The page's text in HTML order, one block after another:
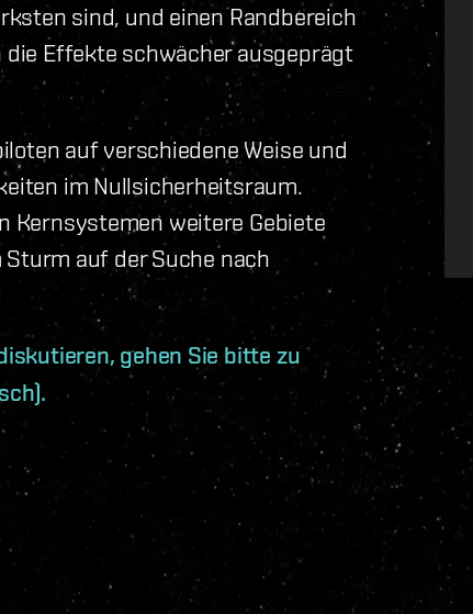
sind, und einen Randbereich
Effekte schwächer ausgeprägt
auf verschiedene Weise und
im Nullsicherheitsraum.
Kernsystemen weitere Gebiete
auf der Suche nach
gehen Sie bitte zu